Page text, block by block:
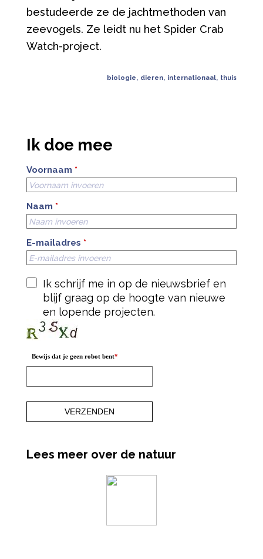
bestudeerde ze de jachtmethoden van
zeevogels. Ze leidt nu het Spider Crab
Watch-project.
biologie, dieren, internationaal, thuis
Ik doe mee
Voornaam *
Naam *
E-mailadres *
Ik schrijf me in op de nieuwsbrief en
blijf graag op de hoogte van nieuwe
en lopende projecten.
Bewijs dat je geen robot bent*
Lees meer over de natuur